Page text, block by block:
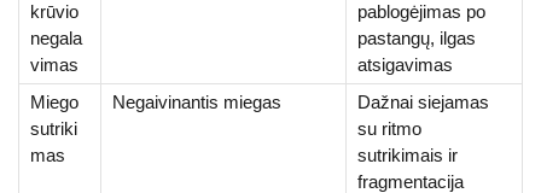
krūvio
negala
vimas
pablogėjimas po
pastangų, ilgas
atsigavimas
Miego
sutriki
mas
Negaivinantis miegas
Dažnai siejamas
su ritmo
sutrikimais ir
fragmentacija